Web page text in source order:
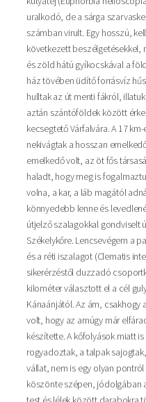
uralkodó, de a sárga
számban virult. Egy hosszú,
következett beszélgetésekkel,
és zöld hátú gyíkocskával a
ház tövében üdítő forrásvíz
hulltak az út menti fákról,
aztán szántóföldek között
kecsegtető Várfalvára. A 17
nekivágtak a hosszan
emelkedő volt, az öt fős
haladt, hogy meg is
volna, a kar, a láb magától
könnyedebb lenne és
útjelző szalagokkal gondviselt
Székelykőre. Lencsevégem a
és a réti iszalagot (Clematis
sikerérzéstől duzzadó
kilométer választott el a cél
Kánaánjától. Az ám, csakhogy
volt, hogy az amúgy már
készítette. A kőfolyások miatt
rogyadoztak, a talpak
vállat, nem is egy olyan
köszönte szépen, jódolgában